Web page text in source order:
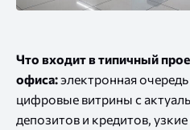
Что входит в типичный
офиса:электронная
цифровые витрины с
депозитов и кредитов,